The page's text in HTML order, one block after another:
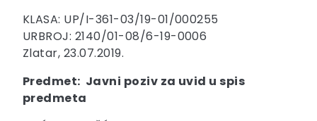
KLASA: UP/I-361-03/19-01/000255
URBROJ: 2140/01-08/6-19-0006
Zlatar, 23.07.2019.
Predmet: Javni poziv za uvid u spis
predmeta